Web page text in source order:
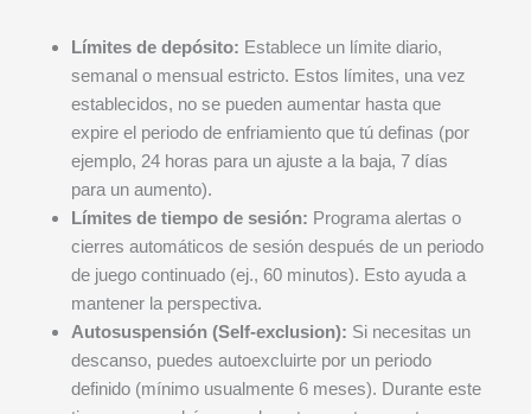
Límites de depósito: Establece un límite diario,
semanal o mensual estricto. Estos límites, una vez
establecidos, no se pueden aumentar hasta que
expire el periodo de enfriamiento que tú definas (por
ejemplo, 24 horas para un ajuste a la baja, 7 días
para un aumento).
Límites de tiempo de sesión: Programa alertas o
cierres automáticos de sesión después de un periodo
de juego continuado (ej., 60 minutos). Esto ayuda a
mantener la perspectiva.
Autosuspensión (Self-exclusion): Si necesitas un
descanso, puedes autoexcluirte por un periodo
definido (mínimo usualmente 6 meses). Durante este